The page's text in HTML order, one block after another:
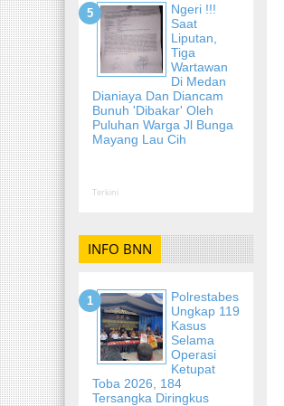
Ngeri !!!
Saat
Liputan,
Tiga
Wartawan
Di Medan
Dianiaya Dan Diancam
Bunuh 'Dibakar' Oleh
Puluhan Warga Jl Bunga
Mayang Lau Cih
Terkini
INFO BNN
Polrestabes
Ungkap 119
Kasus
Selama
Operasi
Ketupat
Toba 2026, 184
Tersangka Diringkus